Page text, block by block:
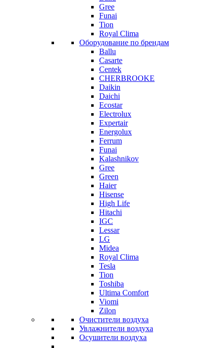
Gree
Funai
Tion
Royal Clima
Оборудование по брендам
Ballu
Casarte
Centek
CHERBROOKE
Daikin
Daichi
Ecostar
Electrolux
Expertair
Energolux
Ferrum
Funai
Kalashnikov
Gree
Grеen
Haier
Hisense
High Life
Hitachi
IGC
Lessar
LG
Midea
Royal Clima
Tesla
Tion
Toshiba
Ultima Comfort
Viomi
Zilon
Очистители воздуха
Увлажнители воздуха
Осушители воздуха